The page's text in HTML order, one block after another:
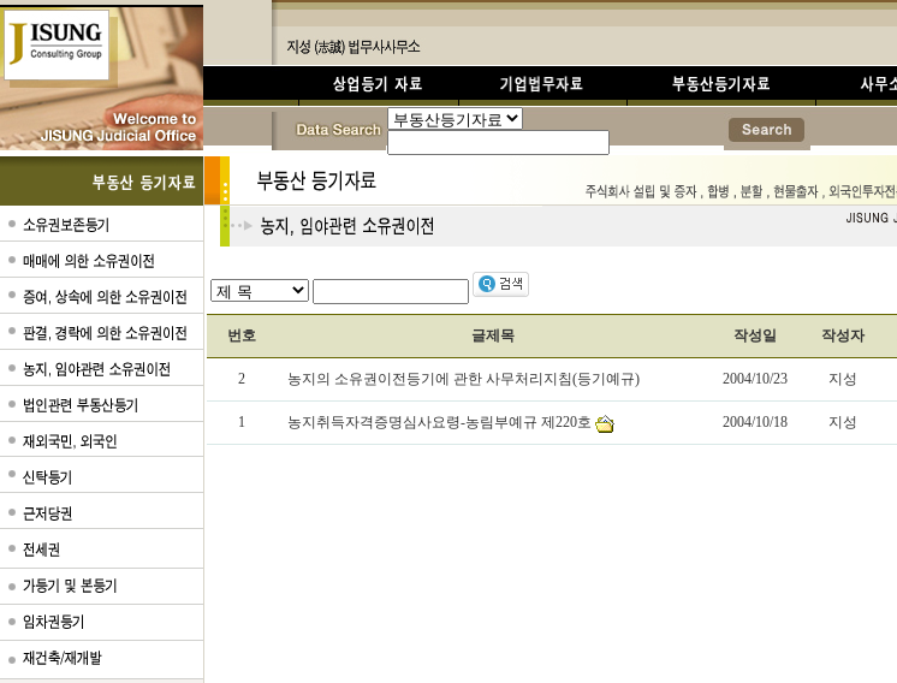
번호 글제목 작성일 작성자
2 농지의 소유권이전등기에 관한 사무처리지침(등기예규) 2004/10/23 지성
1 농지취득자격증명심사요령-농림부예규 제220호 2004/10/18 지성